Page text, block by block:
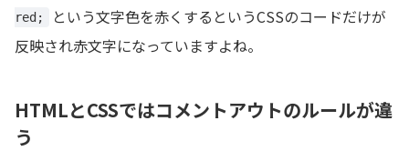
red;
という文字色を赤くするというCSSのコードだけが
反映され赤文字になっていますよね。
HTMLとCSSではコメントアウトのルールが違
う